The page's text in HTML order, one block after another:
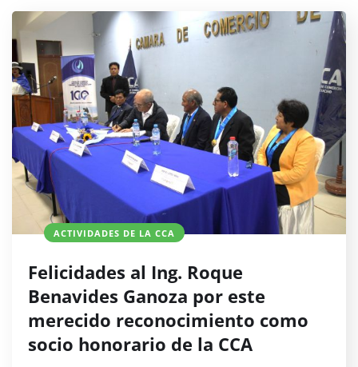
ACTIVIDADES DE LA CCA
Felicidades al Ing. Roque
Benavides Ganoza por este
merecido reconocimiento como
socio honorario de la CCA